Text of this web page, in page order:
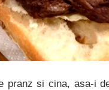
pranz si cina, asa-i